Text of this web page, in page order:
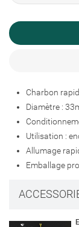
Charbon
Diamètre :
Utilisation :
Allumage
Emballage
Créer une
Vous devez